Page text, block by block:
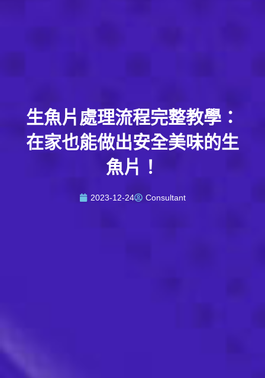
生魚片處理流程完整教學：
在家也能做出安全美味的生
魚片！
2023-12-24 Consultant